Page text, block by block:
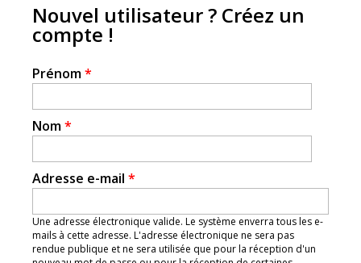
Nouvel utilisateur ? Créez un
compte !
Prénom*
Nom*
Adresse e-mail *
Une adresse électronique valide. Le système enverra tous les e-
mails à cette adresse. L'adresse électronique ne sera pas
rendue publique et ne sera utilisée que pour la réception d'un